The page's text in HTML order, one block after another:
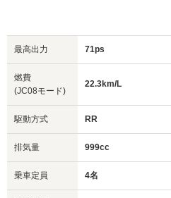
最高出力 71ps
燃費
(JC08モード)
22.3km/L
駆動方式 RR
排気量 999cc
乗車定員 4名